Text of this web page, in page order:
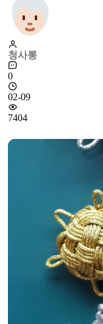
청사롱
0
02-09
7404